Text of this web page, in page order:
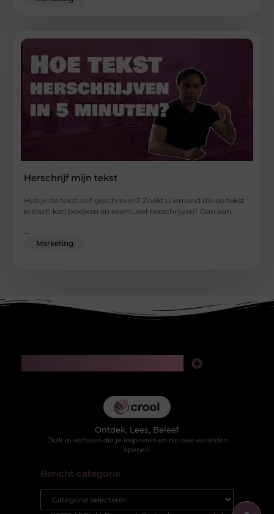
Herschrijf mijn tekst
Heb je de tekst zelf geschreven? Zoekt u iemand die de tekst
kritisch kan bekijken en eventueel herschrijven? Dan kun
...
Marketing
Ontdek, Lees, Beleef
Duik in verhalen die je inspireren en nieuwe werelden
openen.
Bericht categorie